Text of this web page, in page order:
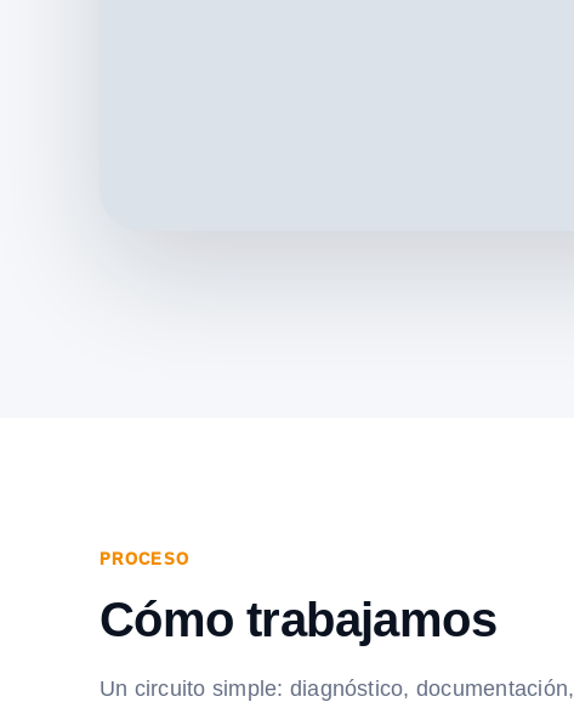
PROCESO
Cómo trabajamos
Un circuito simple: diagnóstico, documentación,